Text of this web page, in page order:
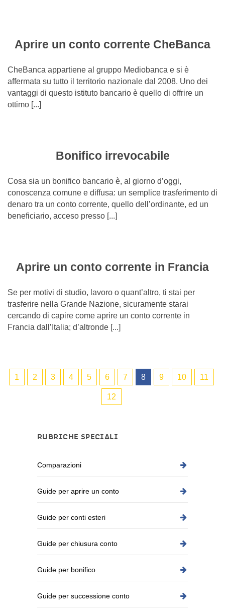
Aprire un conto corrente CheBanca
CheBanca appartiene al gruppo Mediobanca e si è
affermata su tutto il territorio nazionale dal 2008. Uno dei
vantaggi di questo istituto bancario è quello di offrire un
ottimo [...]
Bonifico irrevocabile
Cosa sia un bonifico bancario è, al giorno d’oggi,
conoscenza comune e diffusa: un semplice trasferimento di
denaro tra un conto corrente, quello dell’ordinante, ed un
beneficiario, acceso presso [...]
Aprire un conto corrente in Francia
Se per motivi di studio, lavoro o quant’altro, ti stai per
trasferire nella Grande Nazione, sicuramente starai
cercando di capire come aprire un conto corrente in
Francia dall’Italia; d’altronde [...]
1 2 3 4 5 6 7 8 9 10 11
12
RUBRICHE SPECIALI
Comparazioni
Guide per aprire un conto
Guide per conti esteri
Guide per chiusura conto
Guide per bonifico
Guide per successione conto